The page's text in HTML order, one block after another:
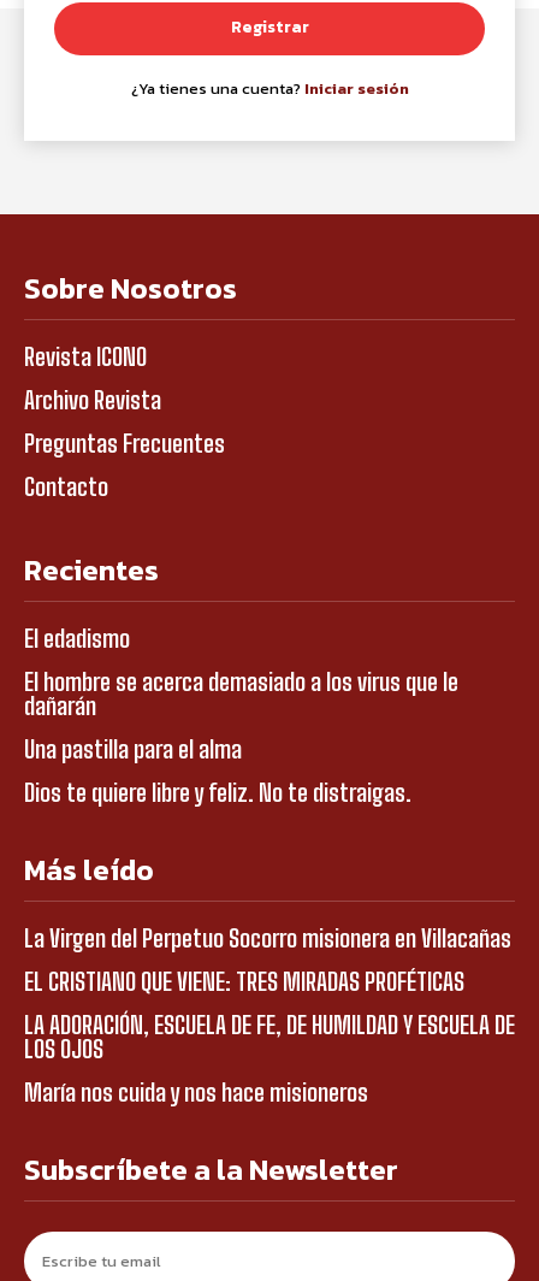
Registrar
¿Ya tienes una cuenta? Iniciar sesión
Sobre Nosotros
Revista ICONO
Archivo Revista
Preguntas Frecuentes
Contacto
Recientes
El edadismo
El hombre se acerca demasiado a los virus que le
dañarán
Una pastilla para el alma
Dios te quiere libre y feliz. No te distraigas.
Más leído
La Virgen del Perpetuo Socorro misionera en Villacañas
EL CRISTIANO QUE VIENE: TRES MIRADAS PROFÉTICAS
LA ADORACIÓN, ESCUELA DE FE, DE HUMILDAD Y ESCUELA DE
LOS OJOS
María nos cuida y nos hace misioneros
Subscríbete a la Newsletter